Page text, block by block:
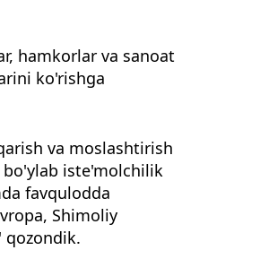
hamkorlar va sanoat
ko'rishga
va moslashtirish
iste'molchilik
favqulodda
Shimoliy
qozondik.